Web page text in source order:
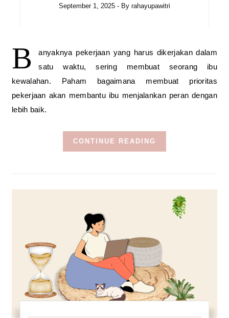
September 1, 2025 - By rahayupawitri
B
anyaknya pekerjaan yang harus dikerjakan dalam
satu waktu, sering membuat seorang ibu
kewalahan. Paham bagaimana membuat prioritas
pekerjaan akan membantu ibu menjalankan peran dengan
lebih baik.
CONTINUE READING